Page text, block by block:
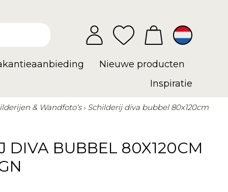
Nieuwe producten
Inspiratie
& Wandfoto‘s Schilderij diva bubbel 80x120cm
DIVA BUBBEL 80X120CM